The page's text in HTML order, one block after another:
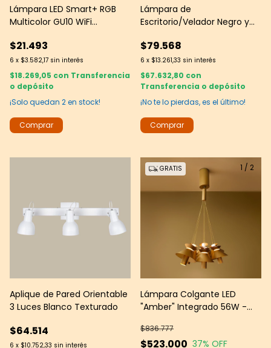
Lámpara LED Smart+ RGB
Multicolor GU10 WiFi
LEDVANCE
$21.493
6 x $3.582,17 sin interés
$18.269,05 con Transferencia
o depósito
¡Solo quedan 2en stock!
Lámpara de
Escritorio/Velador Negro y
Orientable
$79.568
6 x $13.261,33 sin interés
$67.632,80 con
Transferencia o depósito
¡No te lo pierdas, es el último!
Aplique de Pared Orientable
3 Luces Blanco Texturado
$64.514
6 x $10.752,33 sin interés
1 / 2
GRATIS
Lámpara Colgante LED
"Amber" Integrado 56W -
$523.000
$836.777
37% OFF